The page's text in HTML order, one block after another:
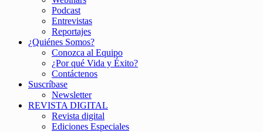
Podcast
Entrevistas
Reportajes
¿Quiénes Somos?
Conozca al Equipo
¿Por qué Vida y Éxito?
Contáctenos
Suscríbase
Newsletter
REVISTA DIGITAL
Revista digital
Ediciones Especiales